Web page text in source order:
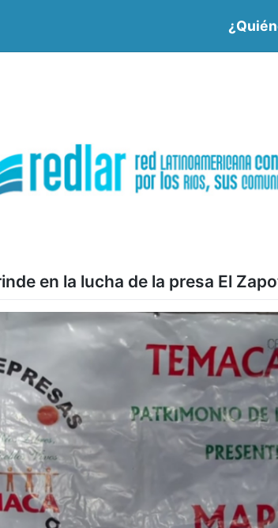
en la lucha de la presa El